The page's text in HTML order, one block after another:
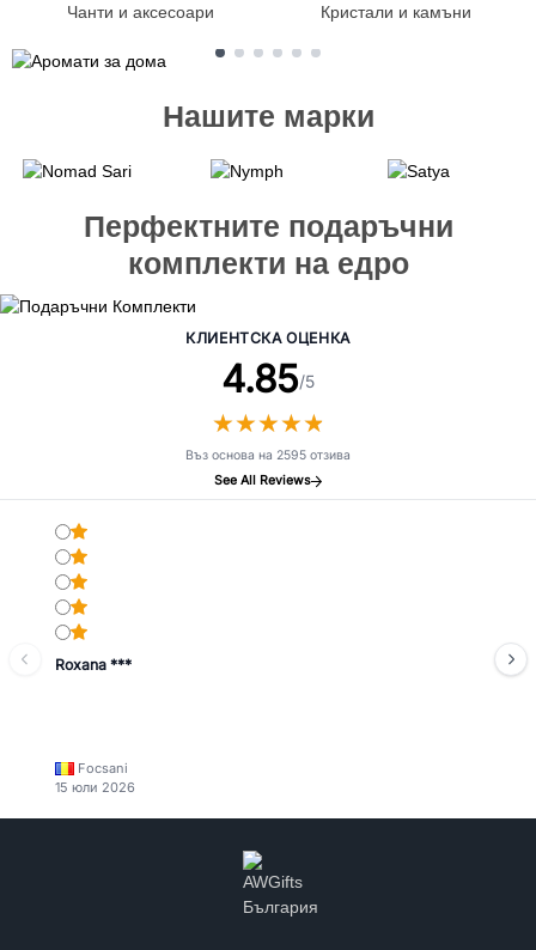
Чанти и аксесоари Кристали и камъни
Нашите марки
Перфектните подаръчни
комплекти на едро
КЛИЕНТСКА ОЦЕНКА
4.85/5
★★★★★
★★★★★
Въз основа на 2595 отзива
See All Reviews
Roxana ***
Focsani
15 юли 2026